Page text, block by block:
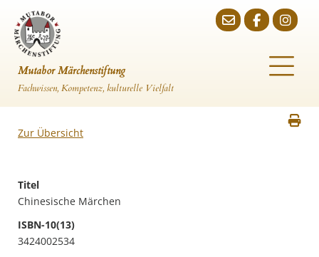
Mutabor Märchenstiftung
Fachwissen, Kompetenz, kulturelle Vielfalt
Zur Übersicht
Titel
Chinesische Märchen
ISBN-10(13)
3424002534